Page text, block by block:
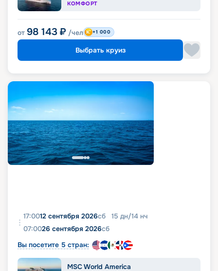
КОМФОРТ
от 98 143 ₽ /чел +1 000
Выбрать круиз
17:0012 сентября 2026сб 15 дн/14 нч
07:0026 сентября 2026сб
Вы посетите 5 стран:
MSC World America